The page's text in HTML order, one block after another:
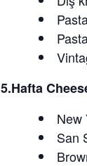
5.Hafta
New
San